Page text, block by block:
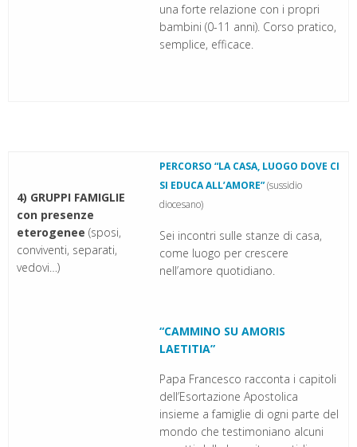
una forte relazione con i propri
bambini (0-11 anni). Corso pratico,
semplice, efficace.
4) GRUPPI FAMIGLIE
con presenze
eterogenee (sposi,
conviventi, separati,
vedovi…)
PERCORSO “LA CASA, LUOGO DOVE CI
SI EDUCA ALL’AMORE”(sussidio
diocesano)
Sei incontri sulle stanze di casa,
come luogo per crescere
nell’amore quotidiano.
“CAMMINO SU AMORIS
LAETITIA”
Papa Francesco racconta i capitoli
dell’Esortazione Apostolica
insieme a famiglie di ogni parte del
mondo che testimoniano alcuni